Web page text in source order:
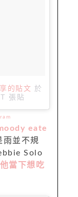
的貼文 於
張貼
eate
雨並不規
Solo
當下想吃